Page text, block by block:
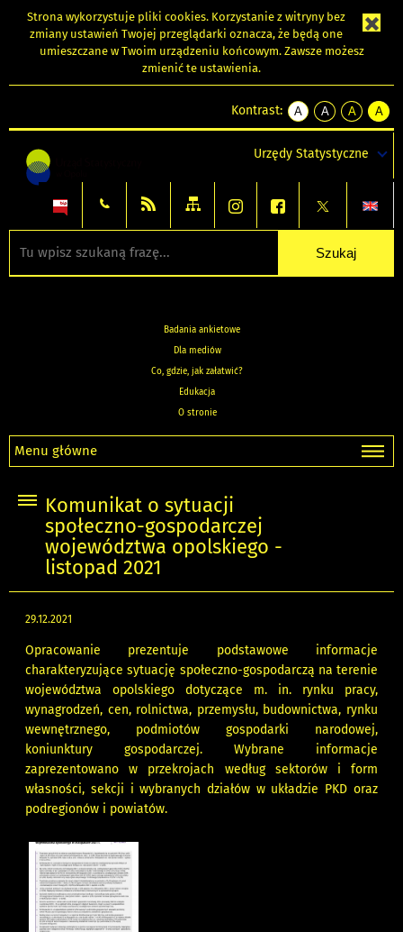
Strona wykorzystuje pliki cookies. Korzystanie z witryny bez
zmiany ustawień Twojej przeglądarki oznacza, że będą one
umieszczane w Twoim urządzeniu końcowym. Zawsze możesz
zmienić te ustawienia.
Kontrast:
A
kontrast
A
kontrast
tekst
czarnym
A
kontrast
tekst
czarnym
A
tekst
żółtym
Urzędy Statystyczne
Badania ankietowe
Dla mediów
Co, gdzie, jak załatwić?
Edukacja
O stronie
Menu główne
Komunikat o sytuacji
społeczno-gospodarczej
województwa opolskiego -
listopad 2021
29.12.2021
Opracowanie prezentuje podstawowe informacje
charakteryzujące sytuację społeczno-gospodarczą na terenie
województwa opolskiego dotyczące m. in. rynku pracy,
wynagrodzeń, cen, rolnictwa, przemysłu, budownictwa, rynku
wewnętrznego, podmiotów gospodarki narodowej,
koniunktury gospodarczej. Wybrane informacje
zaprezentowano w przekrojach według sektorów i form
własności, sekcji i wybranych działów w układzie PKD oraz
podregionów i powiatów.